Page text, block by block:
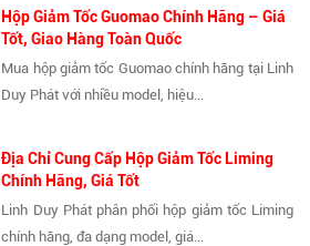
Hộp Giảm Tốc Guomao Chính Hãng – Giá
Tốt, Giao Hàng Toàn Quốc
Mua hộp giảm tốc Guomao chính hãng tại Linh
Duy Phát với nhiều model, hiệu...
Địa Chỉ Cung Cấp Hộp Giảm Tốc Liming
Chính Hãng, Giá Tốt
Linh Duy Phát phân phối hộp giảm tốc Liming
chính hãng, đa dạng model, giá...